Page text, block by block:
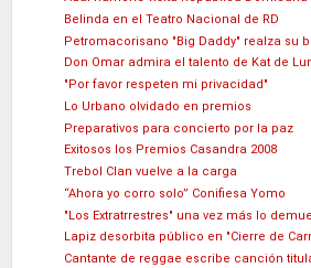
Belinda en el Teatro Nacional de RD
Petromacorisano "Big Daddy" realza su
Don Omar admira el talento de Kat de
"Por favor respeten mi privacidad"
Lo Urbano olvidado en premios
Preparativos para concierto por la paz
Exitosos los Premios Casandra 2008
Trebol Clan vuelve a la carga
“Ahora yo corro solo” Conifiesa Yomo
"Los Extratrrestres" una vez más lo
Lapiz desorbita público en "Cierre de
Cantante de reggae escribe canción